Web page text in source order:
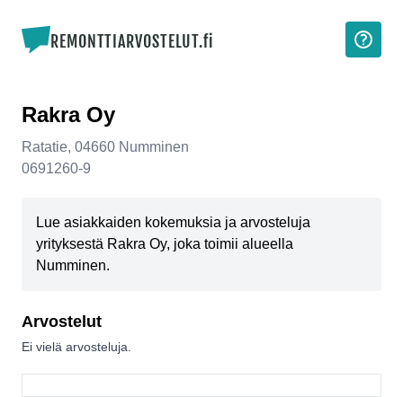
REMONTTIARVOSTELUT.fi
Rakra Oy
Ratatie, 04660 Numminen
0691260-9
Lue asiakkaiden kokemuksia ja arvosteluja
yrityksestä Rakra Oy, joka toimii alueella
Numminen.
Arvostelut
Ei vielä arvosteluja.